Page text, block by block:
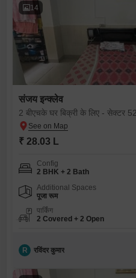
14
संजय इन्क्लेव
2 बीएचके घर बिक्री के लिए - सेक्टर
₹ 28.03 L
Config
2 BHK + 2 Bath
Additional Spaces
पूजा रूम
पार्किंग
2 Covered + 2 Open
R रविंदर कुमार